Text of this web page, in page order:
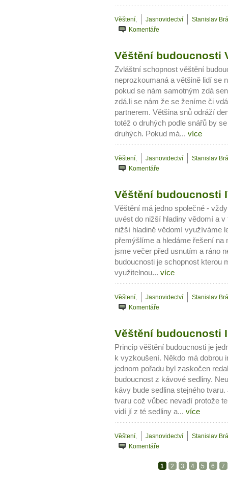
Jak mít více energie
Jak vnést do života
Věštení, Jasnovidectví
Stanislav
Komentáře
Věštění budoucnosti
Zvláštní schopnost věštění
neprozkoumaná a většině lidí se
pokud se nám samotným zdá
zdá.li se nám že se ženíme či
partnerem. Většina snů odráží
totéž o druhých podle snářů by
druhých. Pokud má... více
Věštení, Jasnovidectví
Stanislav
Komentáře
Věštění budoucnosti
Věštění má jedno společné -
uvést do nižší hladiny vědomí a
nižší hladině vědomí využíváme
přemýšlíme a hledáme řešení na
jsme večer před usnutím a ráno
budoucnosti je schopnost kterou
využitelnou... více
Věštení, Jasnovidectví
Stanislav
Komentáře
Věštění budoucnosti
Princip věštění budoucnosti je
k vyzkoušení. Někdo má dobrou
jednom pořadu byl zaskočen
budoucnost z kávové sedliny.
kávy bude sedlina stejného
tvaru což vůbec nevadí protože
vidí jí z té sedliny a... více
Věštení, Jasnovidectví
Stanislav
Komentáře
1 2 3 4 5 6 7